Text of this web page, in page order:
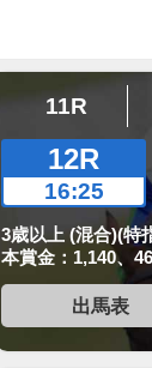
11R
12R
16:25
3歳以上 (混合)(特
本賞金：1,140、
出馬表